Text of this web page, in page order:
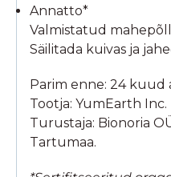
Annatto*
Valmistatud
Säilitada kuivas ja
Parim enne: 24 kuud
Tootja: YumEarth Inc.
Turustaja: Bionoria
Tartumaa.